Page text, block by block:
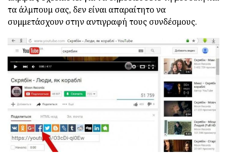
τα άλμπουμ σας, δεν είναι απαραίτητο να
συμμετάσχουν στην αντιγραφή τους συνδέσμους.